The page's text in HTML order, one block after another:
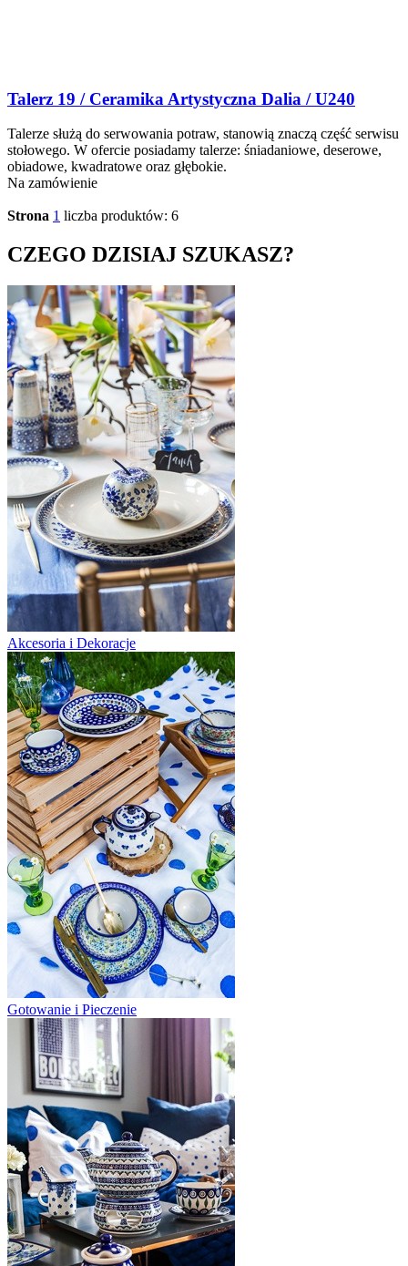
Talerz 19 / Ceramika Artystyczna Dalia / U240
Talerze służą do serwowania potraw, stanowią znaczą część serwisu
stołowego. W ofercie posiadamy talerze: śniadaniowe, deserowe,
obiadowe, kwadratowe oraz głębokie.
Na zamówienie
Strona 1 liczba produktów: 6
CZEGO DZISIAJ SZUKASZ?
Akcesoria i Dekoracje
Gotowanie i Pieczenie